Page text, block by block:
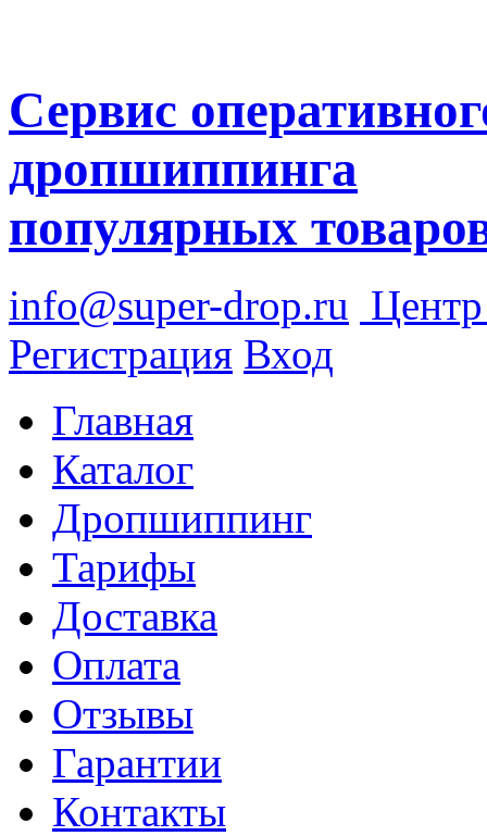
Сервис
дропшиппинга
популярных
info@super-drop.ru
Регистрация Вход
Главная
Каталог
Дропшиппинг
Тарифы
Доставка
Оплата
Отзывы
Гарантии
Контакты